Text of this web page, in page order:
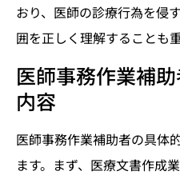
おり、医師の診療行為を侵
囲を正しく理解することも重
医師事務作業補
内容
医師事務作業補助者の具体
ます。まず、医療文書作成